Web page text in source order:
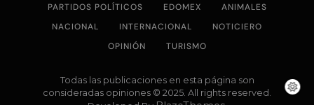
PARTIDOS POLÍTICOS
EDOMEX
ANIMALES
NACIONAL
INTERNACIONAL
NOTICIERO
OPINIÓN
TURISMO
Todas las publicaciones en esta página son
consideradas opiniones © 2025. All rights reserved.